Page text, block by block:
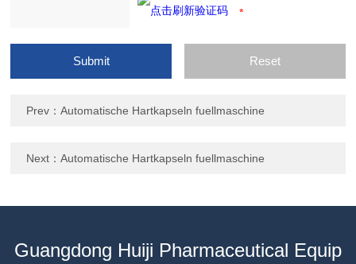
Prev：Automatische Hartkapseln fuellmaschine
Next：Automatische Hartkapseln fuellmaschine
Guangdong Huiji Pharmaceutical Equip